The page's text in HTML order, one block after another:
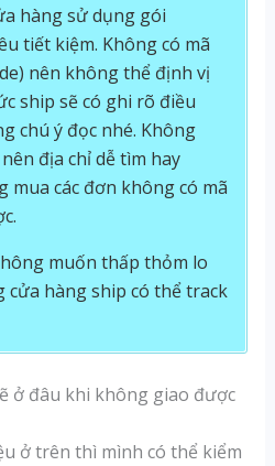
hàng sử dụng gói
tiết kiệm. Không có mã
nên không thể định vị
ship sẽ có ghi rõ điều
chú ý đọc nhé. Không
địa chỉ dễ tìm hay
mua các đơn không có mã
muốn thấp thỏm lo
hàng ship có thể track
ở đâu khi không giao được
ở trên thì mình có thể kiểm